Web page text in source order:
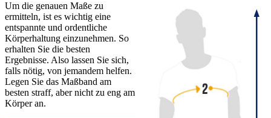
Um die genauen Maße zu
ermitteln, ist es wichtig eine
entspannte und ordentliche
Körperhaltung einzunehmen. So
erhalten Sie die besten
Ergebnisse. Also lassen Sie sich,
falls nötig, von jemandem helfen.
Legen Sie das Maßband am
besten straff, aber nicht zu eng am
Körper an.